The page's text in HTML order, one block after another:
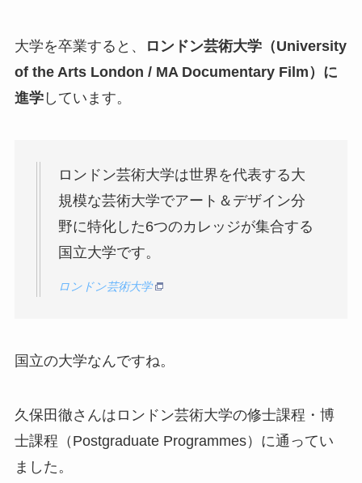
大学を卒業すると、
ロンドン芸術大学（University
of the Arts London / MA Documentary Film）に
進学しています。
ロンドン芸術大学は世界を代表する大
規模な芸術大学でアート＆デザイン分
野に特化した6つのカレッジが集合する
国立大学です。
ロンドン芸術大学
国立の大学なんですね。
久保田徹さんはロンドン芸術大学の修士課程・博
士課程（Postgraduate Programmes）に通ってい
ました。